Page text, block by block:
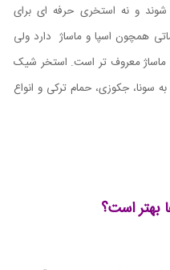
و نه استخری حرفه ای برای
همچون اسپا و ماساژ دارد ولی
معروف تر است. استخر شیک
به سونا، جکوزی، حمام ترکی و انواع
بهتر است؟